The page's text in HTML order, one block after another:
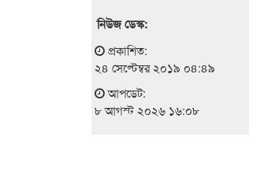
নিউজ ডেস্ক:
প্রকাশিত:
২৪ সেপ্টেম্বর ২০১৯ ০৪:৪৯
আপডেট:
৮ আগস্ট ২০২৬ ১৬:০৮